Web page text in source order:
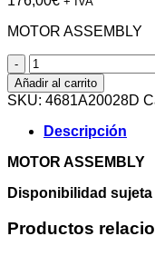
MOTOR ASSEMBLY
MOTOR
ASSEMBLY
cantidad
Añadir al carrito
SKU: 4681A20028D
Descripción
MOTOR ASSEMBLY
Disponibilidad
Productos